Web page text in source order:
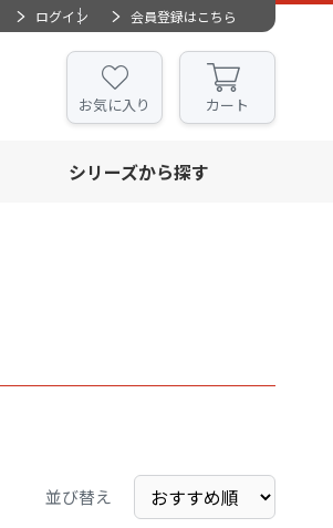
ログイン 会員登録はこちら
お気に入り カート
シリーズから探す
並び替え